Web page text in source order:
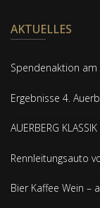
AKTUELLES
Spendenaktion am
Ergebnisse 4.
AUERBERG
Rennleitungsauto
Bier Kaffee Wein –